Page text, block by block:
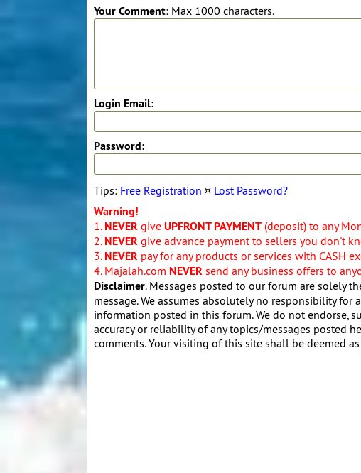
Your Comment: Max 1000 characters.
Login Email:
Password:
Tips: Free Registration ¤ Lost Password?
Warning!
1. NEVER give UPFRONT PAYMENT (deposit) to any
2. NEVER give advance payment to sellers you don't
3. NEVER pay for any products or services with CASH
4. Majalah.com NEVER send any business offers to
Disclaimer. Messages posted to our forum are solely
message. We assumes absolutely no responsibility
information posted in this forum. We do not endorse,
accuracy or reliability of any topics/messages posted
comments. Your visiting of this site shall be deemed